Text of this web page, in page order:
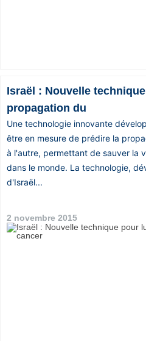
Israël : Nouvelle
propagation du
Une technologie innovante
être en mesure de prédire la
à l'autre, permettant de sauver la
dans le monde. La technologie,
d'Israël...
2 novembre 2015